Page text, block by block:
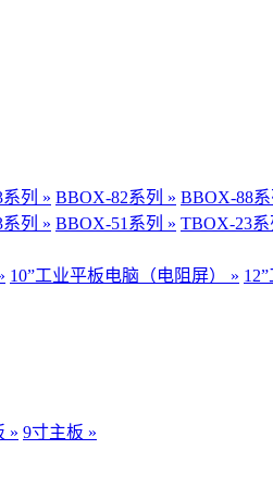
列 » BBOX-82系列 » BBOX-88系
列 » BBOX-51系列 » TBOX-23系
10”工业平板电脑（电阻屏） »
» 9寸主板 »